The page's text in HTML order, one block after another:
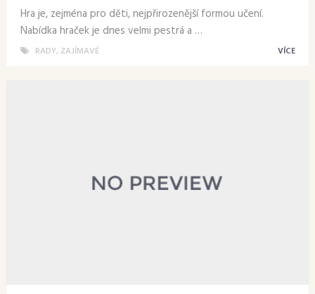
Hra je, zejména pro děti, nejpřirozenější formou učení.
Nabídka hraček je dnes velmi pestrá a …
RADY, ZAJÍMAVÉ VÍCE